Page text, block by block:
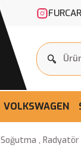
VOLKSWAGEN
Soğutma ,